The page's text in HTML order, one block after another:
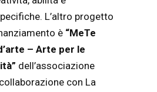
L’altro progetto
è “MeTe
– Arte per le
dell’associazione
con La